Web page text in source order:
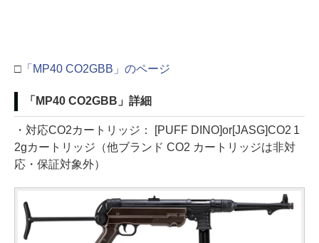
□ 「MP40 CO2GBB」のページ
「MP40 CO2GBB」詳細
・対応CO2カートリッジ： [PUFF DINO]or[JASG]CO2 1
2gカートリッジ（他ブランド CO2 カートリッジは非対
応・保証対象外）